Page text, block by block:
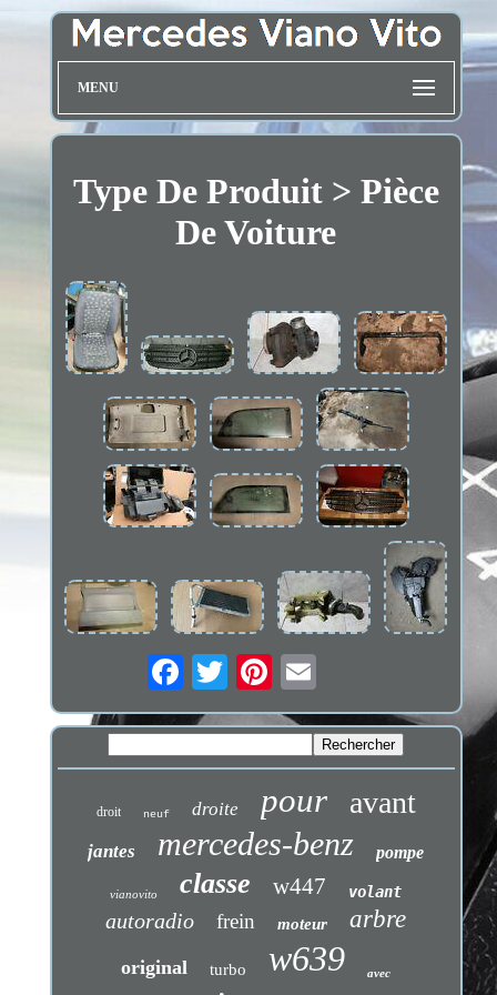
MENU
Type De Produit > Pièce
De Voiture
droit neuf droite pour avant
jantes mercedes-benz pompe
vianovito classe w447 volant
autoradio frein moteur arbre
original turbo w639 avec